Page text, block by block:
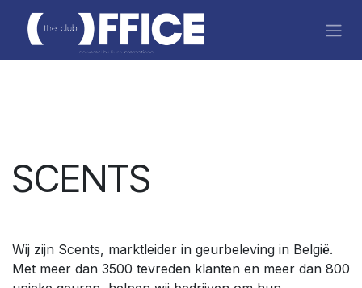
Skip to Content
SCENTS
Wij zijn Scents, marktleider in geurbeleving in België.
Met meer dan 3500 tevreden klanten en meer dan 800